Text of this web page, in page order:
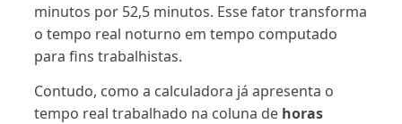
minutos por 52,5 minutos. Esse fator transforma
o tempo real noturno em tempo computado
para fins trabalhistas.
Contudo, como a calculadora já apresenta o
tempo real trabalhado na coluna de horas